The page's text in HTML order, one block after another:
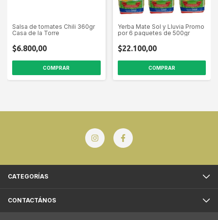
Salsa de tomates Chili 360gr
Casa de la Torre
$6.800,00
Yerba Mate Sol y Lluvia Promo
por 6 paquetes de 500gr
$22.100,00
CATEGORÍAS
CONTACTÁNOS